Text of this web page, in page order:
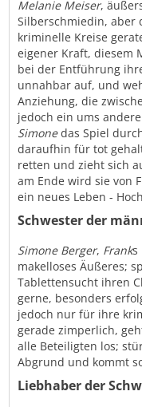
Melanie Meiser,
Silberschmiedin, aber
kriminelle Kreise
eigener Kraft, diesem
bei der Entführung
unnahbar auf, und
Anziehung, die
jedoch ein ums
Simonedas Spiel
daraufhin für tot
retten und zieht sich
am Ende wird sie von
ein neues Leben -
Schwester der
Simone Berger, Franks
makelloses Äußeres;
Tablettensucht ihren
gerne, besonders
jedoch nur für ihre
gerade zimperlich,
alle Beteiligten los;
Abgrund und kommt
Liebhaber der